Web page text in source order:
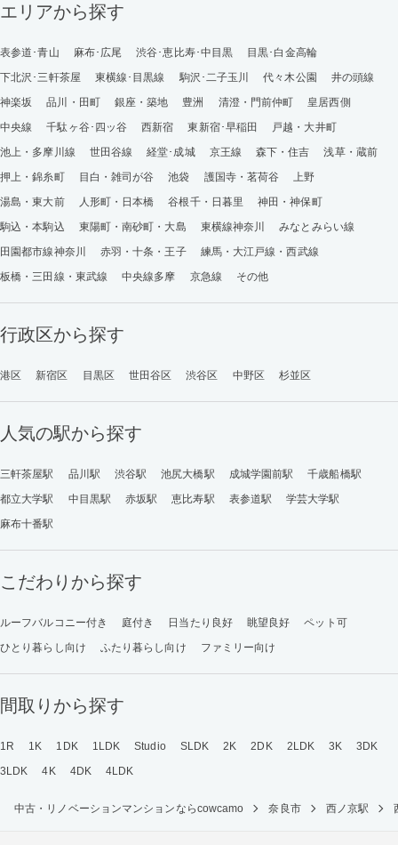
エリアから探す
表参道･青山 麻布･広尾 渋谷･恵比寿･中目黒
目黒･白金高輪
下北沢･三軒茶屋
東横線･目黒線 駒沢･二子玉川 代々木公園
井の頭線
神楽坂
品川・田町 銀座・築地 豊洲 清澄・門前仲町
皇居西側
中央線
千駄ヶ谷･四ッ谷 西新宿 東新宿･早稲田
戸越・大井町
池上・多摩川線
世田谷線 経堂･成城 京王線 森下・住吉
浅草・蔵前
押上・錦糸町
目白・雑司が谷 池袋 護国寺・茗荷谷
上野
湯島・東大前
人形町・日本橋 谷根千・日暮里
神田・神保町
駒込・本駒込
東陽町・南砂町・大島 東横線神奈川
みなとみらい線
田園都市線神奈川
赤羽・十条・王子
練馬・大江戸線・西武線
板橋・三田線・東武線
中央線多摩 京急線 その他
行政区から探す
港区 新宿区 目黒区 世田谷区 渋谷区 中野区 杉並区
人気の駅から探す
三軒茶屋駅 品川駅 渋谷駅 池尻大橋駅 成城学園前駅
千歳船橋駅
都立大学駅
中目黒駅 赤坂駅 恵比寿駅 表参道駅
学芸大学駅
麻布十番駅
こだわりから探す
ルーフバルコニー付き 庭付き 日当たり良好 眺望良好
ペット可
ひとり暮らし向け
ふたり暮らし向け ファミリー向け
間取りから探す
1R 1K 1DK 1LDK Studio SLDK 2K 2DK 2LDK 3K
3DK
3LDK
4K 4DK 4LDK
中古・リノベーションマンションならcowcamo 奈良市 西ノ京駅